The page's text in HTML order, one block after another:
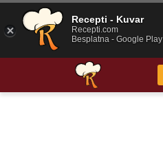
Recepti - Kuvar
Recepti.com
Besplatna - Google Play